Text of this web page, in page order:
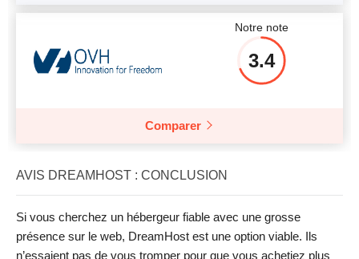
Notre note
3.4
Comparer
AVIS DREAMHOST : CONCLUSION
Si vous cherchez un hébergeur fiable avec une grosse
présence sur le web, DreamHost est une option viable. Ils
n’essaient pas de vous tromper pour que vous achetiez plus